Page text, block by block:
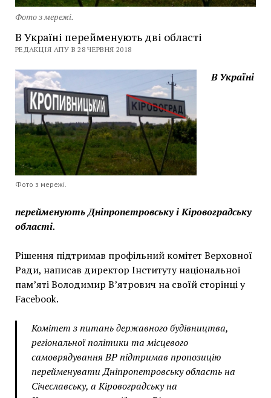
Фото з мережі.
В Україні перейменують дві області
РЕДАКЦІЯ АПУ В 28 ЧЕРВНЯ 2018
Фото з мережі.
В Україні
перейменують Дніпропетровську і Кіровоградську
області.
Рішення підтримав профільний комітет Верховної
Ради, написав директор Інституту національної
пам’яті Володимир В’ятрович на своїй сторінці у
Facebook.
Комітет з питань державного будівництва,
регіональної політики та місцевого
самоврядування ВР підтримав пропозицію
перейменувати Дніпропетровську область на
Січеславську, а Кіровоградську на